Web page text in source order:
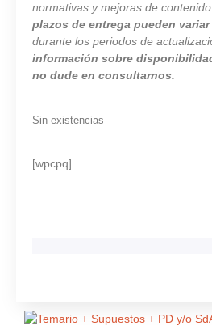
normativas y mejoras de
plazos de entrega pueden variar
durante los periodos de
información sobre
no dude en consultarnos.
Sin existencias
[wpcpq]